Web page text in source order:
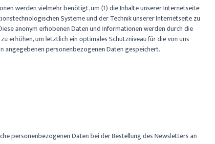
werden vielmehr benötigt, um (1) die Inhalte unserer Internetseite
Systeme und der Technik unserer Internetseite zu
anonym erhobenen Daten und Informationen werden durch die
erhöhen, um letztlich ein optimales Schutzniveau für die von uns
personenbezogenen Daten gespeichert.
personenbezogenen Daten bei der Bestellung des Newsletters an